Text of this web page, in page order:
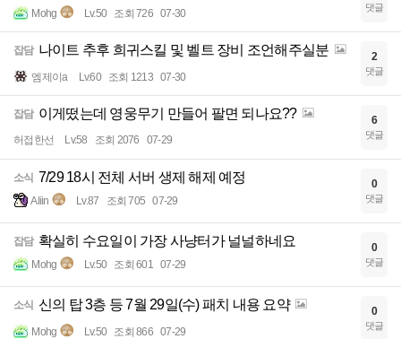
Mohg Lv.50 조회 726 07-30 댓글
잡담 나이트 추후 희귀스킬 및 벨트 장비 조언해주실분
엠제이a Lv.60 조회 1213 07-30
2
댓글
잡담 이게떴는데 영웅무기 만들어 팔면 되나요??
허접한선 Lv.58 조회 2076 07-29
6
댓글
소식 7/29 18시 전체 서버 생제 해제 예정
Aliin Lv.87 조회 705 07-29
0
댓글
잡담 확실히 수요일이 가장 사냥터가 널널하네요
Mohg Lv.50 조회 601 07-29
0
댓글
소식 신의 탑 3층 등 7월 29일(수) 패치 내용 요약
Mohg Lv.50 조회 866 07-29
0
댓글